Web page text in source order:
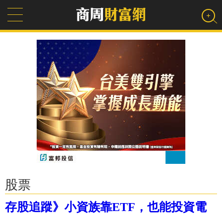
股票
存股追蹤》小資族靠ETF，也能投資電